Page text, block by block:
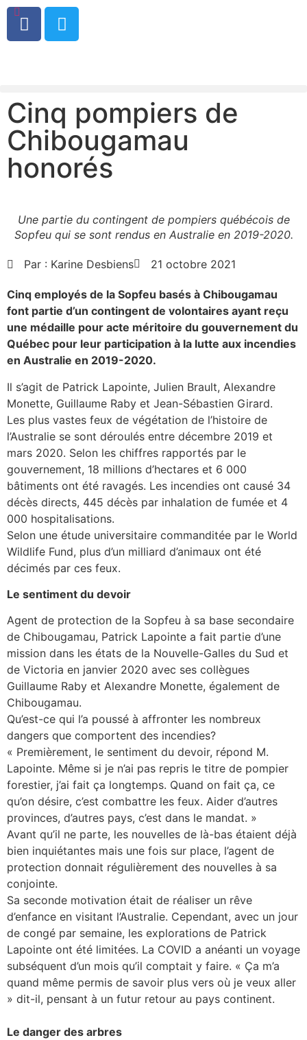
0
Cinq pompiers de
Chibougamau
honorés
Une partie du contingent de pompiers québécois de
Sopfeu qui se sont rendus en Australie en 2019-2020.
Par : Karine Desbiens 21 octobre 2021
Cinq employés de la Sopfeu basés à Chibougamau
font partie d’un contingent de volontaires ayant reçu
une médaille pour acte méritoire du gouvernement du
Québec pour leur participation à la lutte aux incendies
en Australie en 2019-2020.
Il s’agit de Patrick Lapointe, Julien Brault, Alexandre
Monette, Guillaume Raby et Jean-Sébastien Girard.
Les plus vastes feux de végétation de l’histoire de
l’Australie se sont déroulés entre décembre 2019 et
mars 2020. Selon les chiffres rapportés par le
gouvernement, 18 millions d’hectares et 6 000
bâtiments ont été ravagés. Les incendies ont causé 34
décès directs, 445 décès par inhalation de fumée et 4
000 hospitalisations.
Selon une étude universitaire commanditée par le World
Wildlife Fund, plus d’un milliard d’animaux ont été
décimés par ces feux.
Le sentiment du devoir
Agent de protection de la Sopfeu à sa base secondaire
de Chibougamau, Patrick Lapointe a fait partie d’une
mission dans les états de la Nouvelle-Galles du Sud et
de Victoria en janvier 2020 avec ses collègues
Guillaume Raby et Alexandre Monette, également de
Chibougamau.
Qu’est-ce qui l’a poussé à affronter les nombreux
dangers que comportent des incendies?
« Premièrement, le sentiment du devoir, répond M.
Lapointe. Même si je n’ai pas repris le titre de pompier
forestier, j’ai fait ça longtemps. Quand on fait ça, ce
qu’on désire, c’est combattre les feux. Aider d’autres
provinces, d’autres pays, c’est dans le mandat. »
Avant qu’il ne parte, les nouvelles de là-bas étaient déjà
bien inquiétantes mais une fois sur place, l’agent de
protection donnait régulièrement des nouvelles à sa
conjointe.
Sa seconde motivation était de réaliser un rêve
d’enfance en visitant l’Australie. Cependant, avec un jour
de congé par semaine, les explorations de Patrick
Lapointe ont été limitées. La COVID a anéanti un voyage
subséquent d’un mois qu’il comptait y faire. « Ça m’a
quand même permis de savoir plus vers où je veux aller
» dit-il, pensant à un futur retour au pays continent.
Le danger des arbres